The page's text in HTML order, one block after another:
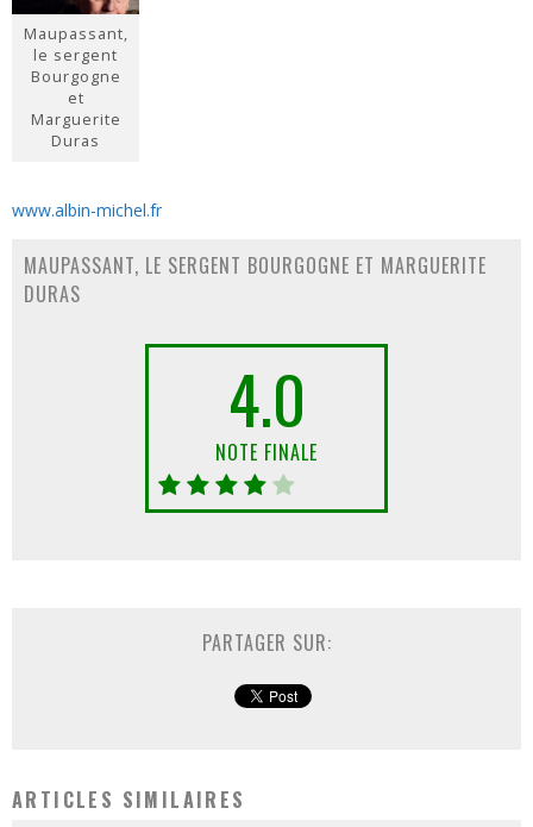
Maupassant,
le sergent
Bourgogne
et
Marguerite
Duras
www.albin-michel.fr
MAUPASSANT, LE SERGENT BOURGOGNE ET MARGUERITE
DURAS
4.0
NOTE FINALE
PARTAGER SUR:
ARTICLES SIMILAIRES